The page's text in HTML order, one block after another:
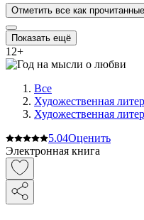
Отметить все как прочитанные
Показать ещё
12+
Все
Художественная
Художественная
5.04Оценить
Электронная книга